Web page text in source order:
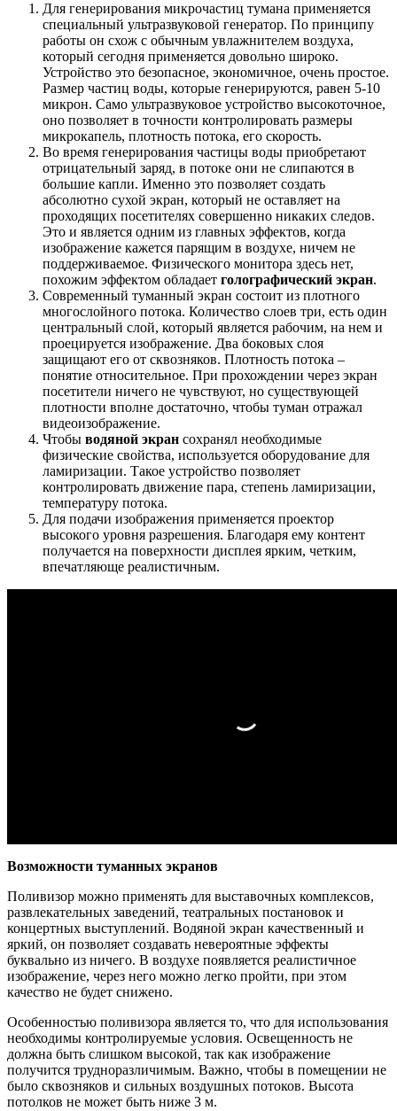
Для генерирования микрочастиц тумана применяется
специальный ультразвуковой генератор. По принципу
работы он схож с обычным увлажнителем воздуха,
который сегодня применяется довольно широко.
Устройство это безопасное, экономичное, очень простое.
Размер частиц воды, которые генерируются, равен 5-10
микрон. Само ультразвуковое устройство высокоточное,
оно позволяет в точности контролировать размеры
микрокапель, плотность потока, его скорость.
Во время генерирования частицы воды приобретают
отрицательный заряд, в потоке они не слипаются в
большие капли. Именно это позволяет создать
абсолютно сухой экран, который не оставляет на
проходящих посетителях совершенно никаких следов.
Это и является одним из главных эффектов, когда
изображение кажется парящим в воздухе, ничем не
поддерживаемое. Физического монитора здесь нет,
похожим эффектом обладает голографический экран.
Современный туманный экран состоит из плотного
многослойного потока. Количество слоев три, есть один
центральный слой, который является рабочим, на нем и
проецируется изображение. Два боковых слоя
защищают его от сквозняков. Плотность потока –
понятие относительное. При прохождении через экран
посетители ничего не чувствуют, но существующей
плотности вполне достаточно, чтобы туман отражал
видеоизображение.
Чтобы водяной экран сохранял необходимые
физические свойства, используется оборудование для
ламиризации. Такое устройство позволяет
контролировать движение пара, степень ламиризации,
температуру потока.
Для подачи изображения применяется проектор
высокого уровня разрешения. Благодаря ему контент
получается на поверхности дисплея ярким, четким,
впечатляюще реалистичным.
Возможности туманных экранов
Поливизор можно применять для выставочных комплексов,
развлекательных заведений, театральных постановок и
концертных выступлений. Водяной экран качественный и
яркий, он позволяет создавать невероятные эффекты
буквально из ничего. В воздухе появляется реалистичное
изображение, через него можно легко пройти, при этом
качество не будет снижено.
Особенностью поливизора является то, что для использования
необходимы контролируемые условия. Освещенность не
должна быть слишком высокой, так как изображение
получится трудноразличимым. Важно, чтобы в помещении не
было сквозняков и сильных воздушных потоков. Высота
потолков не может быть ниже 3 м.